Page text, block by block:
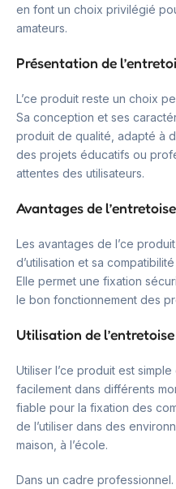
en font un choix privilégié
amateurs.
Présentation de
L’ce produit reste un choix
Sa conception et ses
produit de qualité, adapté à
des projets éducatifs ou
attentes des utilisateurs.
Avantages de
Les avantages de l’ce
d’utilisation et sa
Elle permet une fixation
le bon fonctionnement des
Utilisation de
Utiliser l’ce produit est
facilement dans différents
fiable pour la fixation des
de l’utiliser dans des
maison, à l’école.
Dans un cadre professionnel.